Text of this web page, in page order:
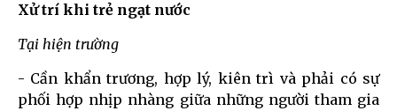
Xử trí khi trẻ ngạt nước
Tại hiện trường
- Cần khẩn trương, hợp lý, kiên trì và phải có sự
phối hợp nhịp nhàng giữa những người tham gia